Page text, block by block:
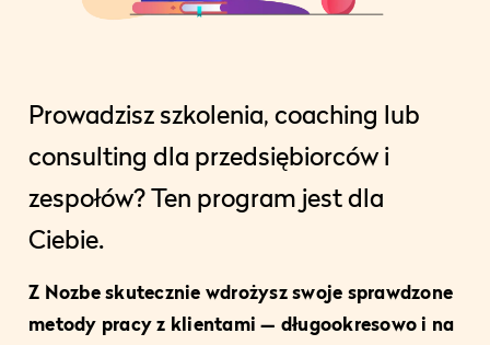
Prowadzisz szkolenia, coaching lub
consulting dla przedsiębiorców i
zespołów? Ten program jest dla
Ciebie.
Z Nozbe skutecznie wdrożysz swoje sprawdzone
metody pracy z klientami — długookresowo i na